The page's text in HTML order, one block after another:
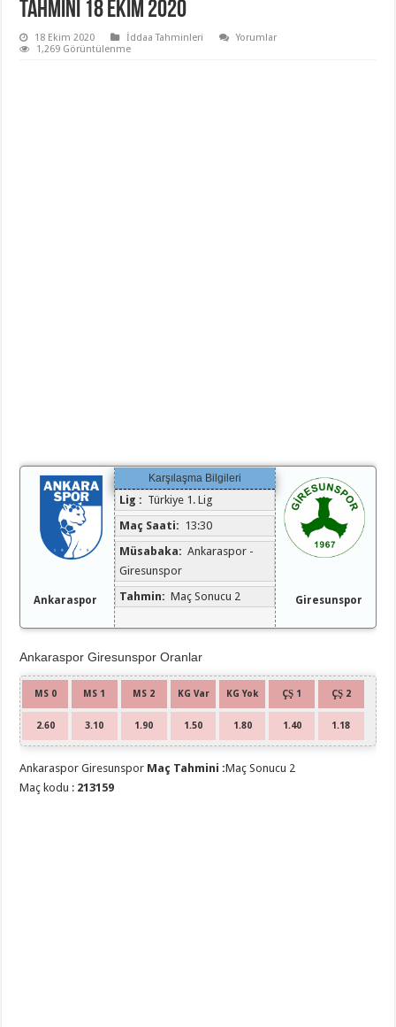
Tahmini 18 Ekim 2020
18 Ekim 2020 İddaa Tahminleri
Yorumlar
1,269 Görüntülenme
Ankaraspor
Karşılaşma Bilgileri
Lig : Türkiye 1. Lig
Maç Saati: 13:30
Müsabaka: Ankaraspor -
Giresunspor
Tahmin: Maç Sonucu 2 Giresunspor
Ankaraspor Giresunspor Oranlar
MS 0 MS 1 MS 2 KG Var KG Yok ÇŞ 1 ÇŞ 2
2.60 3.10 1.90 1.50 1.80 1.40 1.18
Ankaraspor Giresunspor Maç Tahmini :Maç Sonucu 2
Maç kodu : 213159